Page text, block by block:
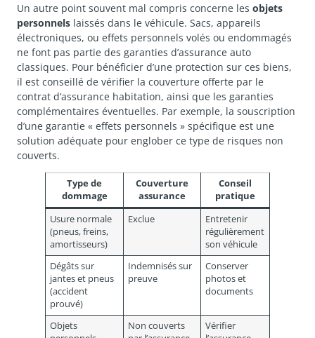
Un autre point souvent mal compris concerne les objets
personnels laissés dans le véhicule. Sacs, appareils
électroniques, ou effets personnels volés ou endommagés
ne font pas partie des garanties d’assurance auto
classiques. Pour bénéficier d’une protection sur ces biens,
il est conseillé de vérifier la couverture offerte par le
contrat d’assurance habitation, ainsi que les garanties
complémentaires éventuelles. Par exemple, la souscription
d’une garantie « effets personnels » spécifique est une
solution adéquate pour englober ce type de risques non
couverts.
Type de
dommage
Couverture
assurance
Conseil
pratique
Usure normale
(pneus, freins,
amortisseurs)
Exclue
Entretenir
régulièrement
son véhicule
Dégâts sur
jantes et pneus
(accident
prouvé)
Indemnisés sur
preuve
Conserver
photos et
documents
Objets
Non couverts
Vérifier